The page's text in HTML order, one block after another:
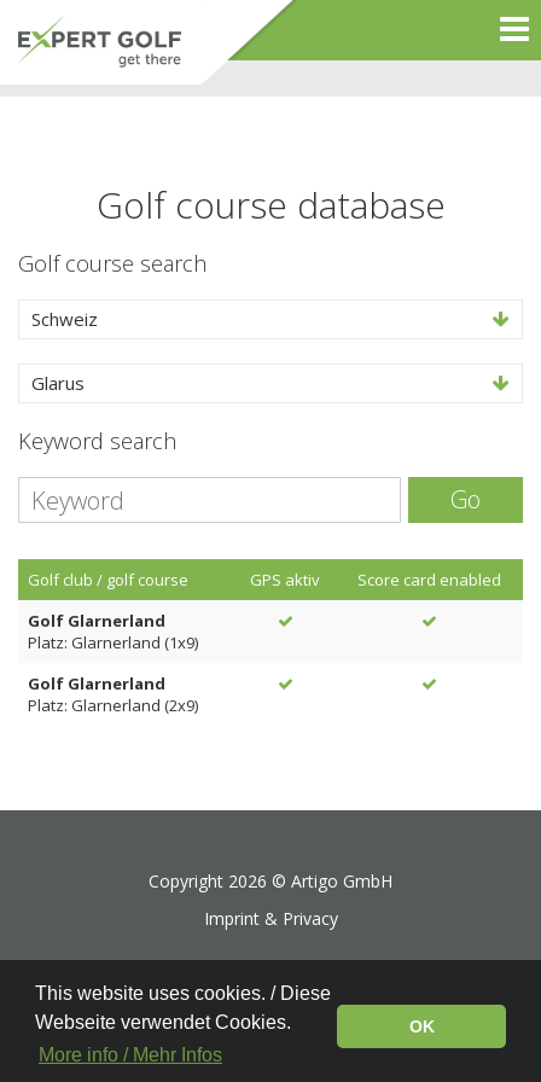
Golf course database
Golf course search
Schweiz
Glarus
Keyword search
Go
Golf club / golf course GPS aktiv
Score card enabled
Golf Glarnerland
Platz: Glarnerland (1x9)
Golf Glarnerland
Platz: Glarnerland (2x9)
Copyright 2026 © Artigo GmbH
Imprint & Privacy
This website uses cookies. / Diese
Webseite verwendet Cookies.
More info / Mehr Infos
OK